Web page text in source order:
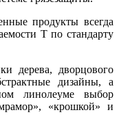
продукты всегда
Т по стандарту
дерева, дворцового
дизайны, а
линолеуме выбор
«крошкой» и